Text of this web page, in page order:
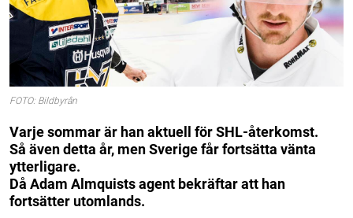
FOTO: Bildbyrån
Varje sommar är han aktuell för SHL-återkomst.
Så även detta år, men Sverige får fortsätta vänta
ytterligare.
Då Adam Almquists agent bekräftar att han
fortsätter utomlands.